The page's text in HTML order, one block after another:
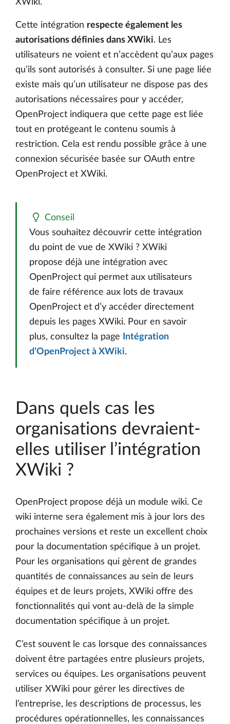
XWiki.
Cette intégration respecte également les
autorisations définies dans XWiki. Les
utilisateurs ne voient et n’accèdent qu’aux pages
qu’ils sont autorisés à consulter. Si une page liée
existe mais qu’un utilisateur ne dispose pas des
autorisations nécessaires pour y accéder,
OpenProject indiquera que cette page est liée
tout en protégeant le contenu soumis à
restriction. Cela est rendu possible grâce à une
connexion sécurisée basée sur OAuth entre
OpenProject et XWiki.
Conseil
Vous souhaitez découvrir cette intégration
du point de vue de XWiki ? XWiki
propose déjà une intégration avec
OpenProject qui permet aux utilisateurs
de faire référence aux lots de travaux
OpenProject et d’y accéder directement
depuis les pages XWiki. Pour en savoir
plus, consultez la page
Intégration
d’OpenProject à XWiki.
Dans quels cas les
organisations devraient-
elles utiliser l’intégration
XWiki ?
OpenProject propose déjà un module wiki. Ce
wiki interne sera également mis à jour lors des
prochaines versions et reste un excellent choix
pour la documentation spécifique à un projet.
Pour les organisations qui gèrent de grandes
quantités de connaissances au sein de leurs
équipes et de leurs projets, XWiki offre des
fonctionnalités qui vont au-delà de la simple
documentation spécifique à un projet.
C’est souvent le cas lorsque des connaissances
doivent être partagées entre plusieurs projets,
services ou équipes. Les organisations peuvent
utiliser XWiki pour gérer les directives de
l’entreprise, les descriptions de processus, les
procédures opérationnelles, les connaissances